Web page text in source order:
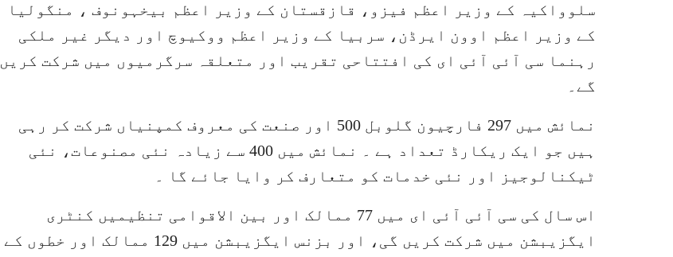
سلوواکیہ کے وزیر اعظم فیزو، قازقستان کے وزیر اعظم بیخہونوف ، منگولیا
کے وزیر اعظم اوون ایرڈن، سربیا کے وزیر اعظم ووکیوچ اور دیگر غیر ملکی
رہنما سی آئی آئی ای کی افتتاحی تقریب اور متعلقہ سرگرمیوں میں شرکت کریں
گے۔
نمائش میں 297 فارچیون گلوبل 500 اور صنعت کی معروف کمپنیاں شرکت کر رہی
ہیں جو ایک ریکارڈ تعداد ہے ۔ نمائش میں 400 سے زیادہ نئی مصنوعات، نئی
ٹیکنالوجیز اور نئی خدمات کو متعارف کر وایا جائے گا ۔
اس سال کی سی آئی آئی ای میں 77 ممالک اور بین الاقوامی تنظیمیں کنٹری
ایگزیبشن میں شرکت کریں گی، اور بزنس ایگزیبشن میں 129 ممالک اور خطوں کے